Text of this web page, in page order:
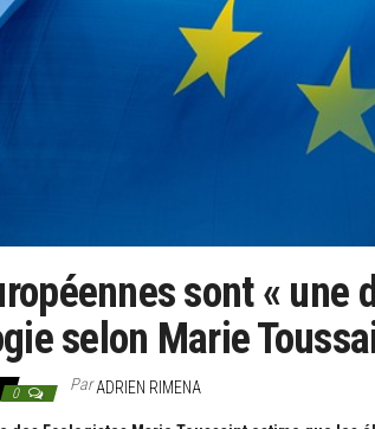
sont « une
selon Marie
0 ParADRIEN RIMENA